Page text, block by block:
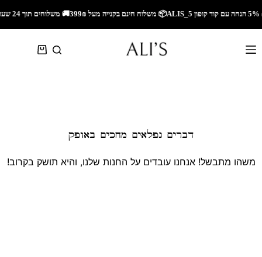
🚚 משלוחים תוך 24 שעות לאזור השרון🚚 משלוחים מהירים לכל הארץ🎁 5% הנחה עם קוד קופון ALIS_5📦 משלוח חינם בקנייה מעל 299₪
דברים נפלאים מחכים באופק
משהו מתבשל! אנחנו עובדים על החנות שלנו, והיא תושק בקרוב!